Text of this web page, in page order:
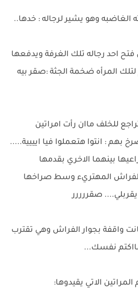
الغاضبه وهو يشير لرجاله : خدها..
احد رجاله تلك الغرفة ويدفعها
لتلك المرأه ضخمة الجثة :صقر بيه
للخلف ماان رأت امراتين
بهم : انتوا هتعملوا فيا ايييية.....
بينهما الاخري بقدمها
المهتريء وسط صراخها
صقررررر
واقفة بجوار الفراش وهي تقترب
نفسك...
الاتي يقيدوها: